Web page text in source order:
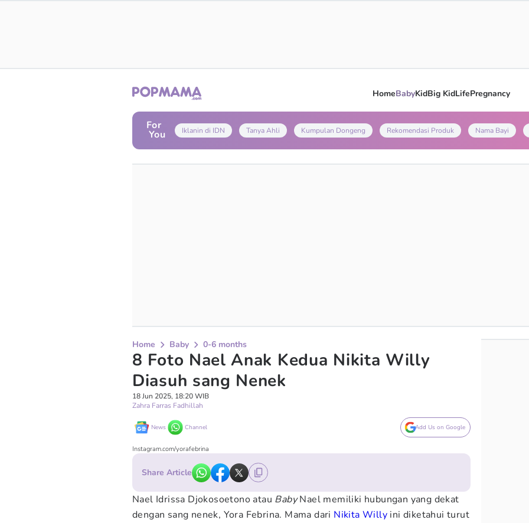
HomeBabyKidBig KidLifePregnancy
For
You Iklanin di IDN Tanya Ahli Kumpulan Dongeng Rekomendasi Produk Nama Bayi
Home Baby 0-6 months
8 Foto Nael Anak Kedua Nikita Willy
Diasuh sang Nenek
18 Jun 2025, 18:20 WIB
Zahra Farras Fadhillah
News Channel Add Us on Google
Instagram.com/yorafebrina
Share Article
Nael Idrissa Djokosoetono atau BabyNael memiliki hubungan yang dekat
dengan sang nenek, Yora Febrina. Mama dari Nikita Willy ini diketahui turut